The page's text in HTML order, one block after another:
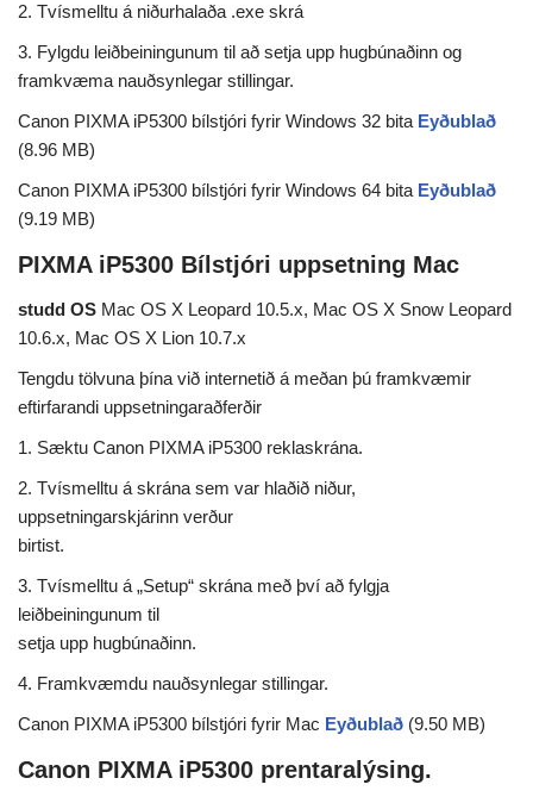
2. Tvísmelltu á niðurhalaða .exe skrá
3. Fylgdu leiðbeiningunum til að setja upp hugbúnaðinn og
framkvæma nauðsynlegar stillingar.
Canon PIXMA iP5300 bílstjóri fyrir Windows 32 bita Eyðublað
(8.96 MB)
Canon PIXMA iP5300 bílstjóri fyrir Windows 64 bita Eyðublað
(9.19 MB)
PIXMA iP5300 Bílstjóri uppsetning Mac
studd OS Mac OS X Leopard 10.5.x, Mac OS X Snow Leopard
10.6.x, Mac OS X Lion 10.7.x
Tengdu tölvuna þína við internetið á meðan þú framkvæmir
eftirfarandi uppsetningaraðferðir
1. Sæktu Canon PIXMA iP5300 reklaskrána.
2. Tvísmelltu á skrána sem var hlaðið niður,
uppsetningarskjárinn verður
birtist.
3. Tvísmelltu á „Setup“ skrána með því að fylgja
leiðbeiningunum til
setja upp hugbúnaðinn.
4. Framkvæmdu nauðsynlegar stillingar.
Canon PIXMA iP5300 bílstjóri fyrir Mac Eyðublað (9.50 MB)
Canon PIXMA iP5300 prentaralýsing.